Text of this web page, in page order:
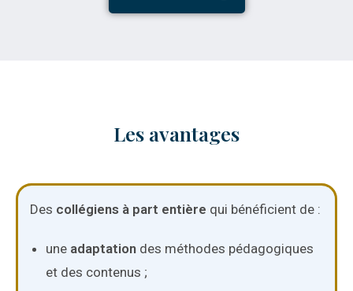
Les avantages
Des collégiens à part entière qui bénéficient de :
une adaptation des méthodes pédagogiques
et des contenus ;